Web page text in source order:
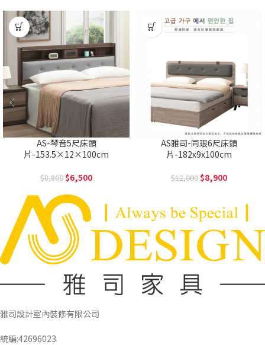
AS-琴音5尺床頭
片-153.5×12×100cm
8,800 6,500
AS雅司-同珢6尺床頭
片-182x9x100cm
12,000 8,900
雅司設計室內裝修有限公司
統編:42696023